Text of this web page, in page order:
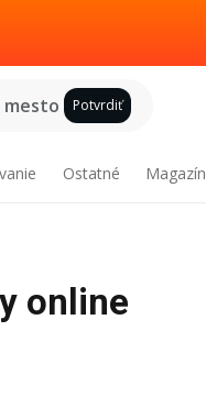
Potvrdiť
Ostatné Magazín
online